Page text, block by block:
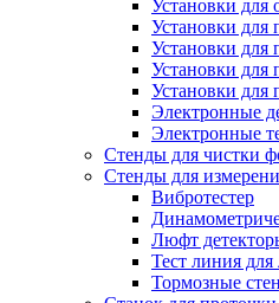
Установки для
Установки для
Установки для
Установки для
Установки для
Электронные
Электронные
Стенды для чистки
Стенды для
Вибротестер
Люфт
Тест линия для
Тормозные